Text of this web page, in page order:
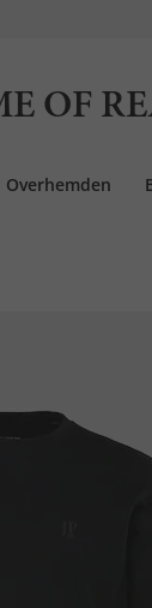
OF
Overhemden